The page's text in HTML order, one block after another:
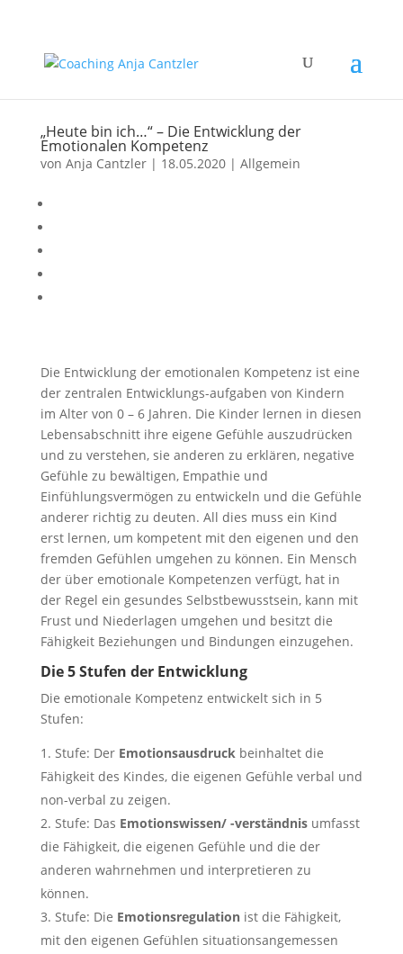
„Heute bin ich…“ – Die Entwicklung der
Emotionalen Kompetenz
von Anja Cantzler| 18.05.2020| Allgemein
Die Entwicklung der emotionalen Kompetenz ist eine
der zentralen Entwicklungs-aufgaben von Kindern
im Alter von 0 – 6 Jahren. Die Kinder lernen in diesen
Lebensabschnitt ihre eigene Gefühle auszudrücken
und zu verstehen, sie anderen zu erklären, negative
Gefühle zu bewältigen, Empathie und
Einfühlungsvermögen zu entwickeln und die Gefühle
anderer richtig zu deuten. All dies muss ein Kind
erst lernen, um kompetent mit den eigenen und den
fremden Gefühlen umgehen zu können. Ein Mensch
der über emotionale Kompetenzen verfügt, hat in
der Regel ein gesundes Selbstbewusstsein, kann mit
Frust und Niederlagen umgehen und besitzt die
Fähigkeit Beziehungen und Bindungen einzugehen.
Die 5 Stufen der Entwicklung
Die emotionale Kompetenz entwickelt sich in 5
Stufen:
Stufe: Der Emotionsausdruckbeinhaltet die
Fähigkeit des Kindes, die eigenen Gefühle verbal und
non-verbal zu zeigen.
Stufe: Das Emotionswissen/ -verständnisumfasst
die Fähigkeit, die eigenen Gefühle und die der
anderen wahrnehmen und interpretieren zu
können.
Stufe: Die Emotionsregulationist die Fähigkeit,
mit den eigenen Gefühlen situationsangemessen